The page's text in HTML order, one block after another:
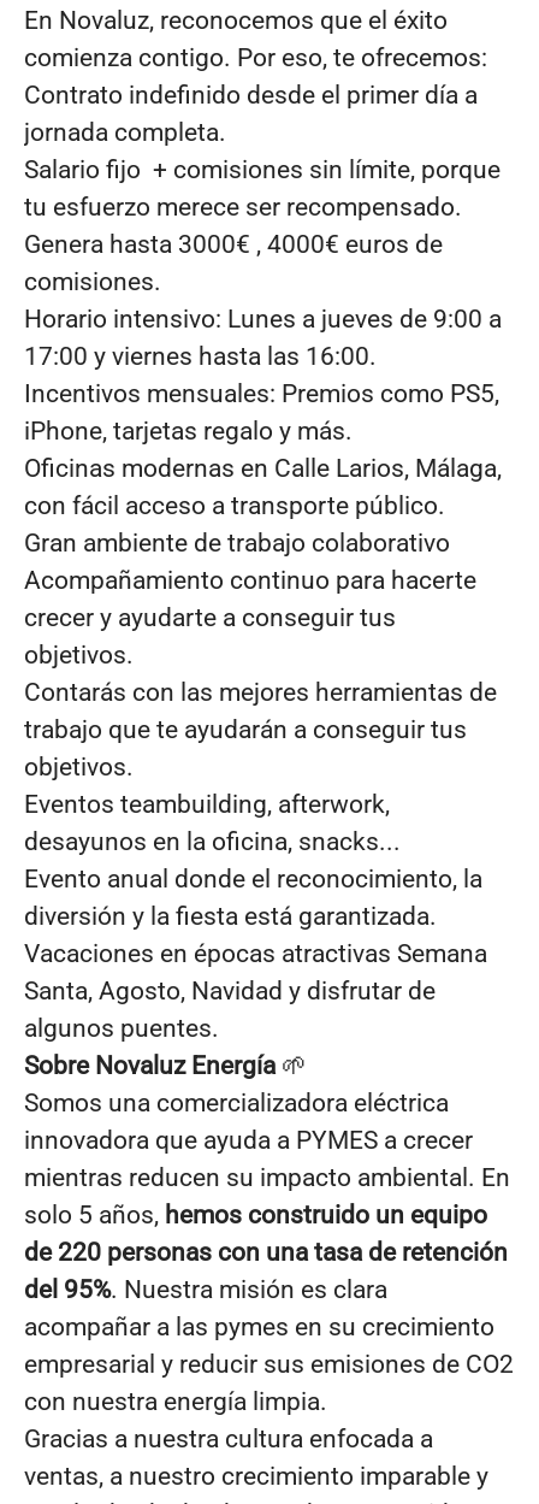
En Novaluz, reconocemos que el éxito
comienza contigo. Por eso, te ofrecemos:
Contrato indefinido desde el primer día a
jornada completa.
Salario fijo + comisiones sin límite, porque
tu esfuerzo merece ser recompensado.
Genera hasta 3000€ , 4000€ euros de
comisiones.
Horario intensivo: Lunes a jueves de 9:00 a
17:00 y viernes hasta las 16:00.
Incentivos mensuales: Premios como PS5,
iPhone, tarjetas regalo y más.
Oficinas modernas en Calle Larios, Málaga,
con fácil acceso a transporte público.
Gran ambiente de trabajo colaborativo
Acompañamiento continuo para hacerte
crecer y ayudarte a conseguir tus
objetivos.
Contarás con las mejores herramientas de
trabajo que te ayudarán a conseguir tus
objetivos.
Eventos teambuilding, afterwork,
desayunos en la oficina, snacks...
Evento anual donde el reconocimiento, la
diversión y la fiesta está garantizada.
Vacaciones en épocas atractivas Semana
Santa, Agosto, Navidad y disfrutar de
algunos puentes.
Sobre Novaluz Energía🌱
Somos una comercializadora eléctrica
innovadora que ayuda a PYMES a crecer
mientras reducen su impacto ambiental. En
solo 5 años, hemos construido un equipo
de 220 personas con una tasa de retención
del 95%. Nuestra misión es clara
acompañar a las pymes en su crecimiento
empresarial y reducir sus emisiones de CO2
con nuestra energía limpia.
Gracias a nuestra cultura enfocada a
ventas, a nuestro crecimiento imparable y